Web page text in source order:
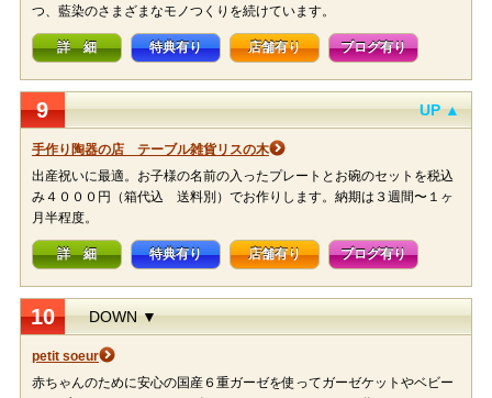
つ、藍染のさまざまなモノつくりを続けています。
詳 細 特典有り 店舗有り ブログ有り
9 UP ▲
手作り陶器の店 テーブル雑貨リスの木
出産祝いに最適。お子様の名前の入ったプレートとお碗のセットを税込
み４０００円（箱代込 送料別）でお作りします。納期は３週間〜１ヶ
月半程度。
詳 細 特典有り 店舗有り ブログ有り
10 DOWN ▼
petit soeur
赤ちゃんのために安心の国産６重ガーゼを使ってガーゼケットやベビー